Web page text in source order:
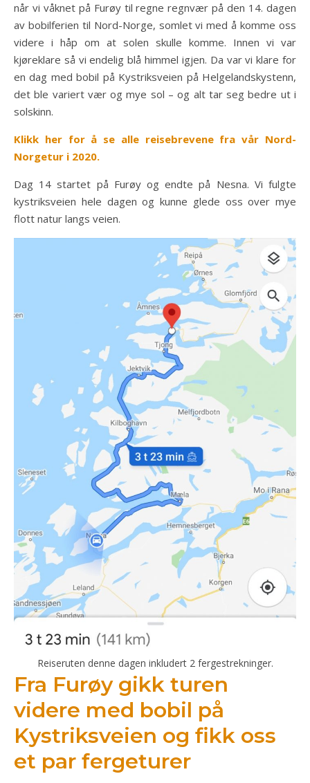
når vi våknet på Furøy til regne regnvær på den 14. dagen
av bobilferien til Nord-Norge, somlet vi med å komme oss
videre i håp om at solen skulle komme. Innen vi var
kjøreklare så vi endelig blå himmel igjen. Da var vi klare for
en dag med bobil på Kystriksveien på Helgelandskystenn,
det ble variert vær og mye sol – og alt tar seg bedre ut i
solskinn.
Klikk her for å se alle reisebrevene fra vår Nord-
Norgetur i 2020.
Dag 14 startet på Furøy og endte på Nesna. Vi fulgte
kystriksveien hele dagen og kunne glede oss over mye
flott natur langs veien.
Reiseruten denne dagen inkludert 2 fergestrekninger.
Fra Furøy gikk turen
videre med bobil på
Kystriksveien og fikk oss
et par fergeturer